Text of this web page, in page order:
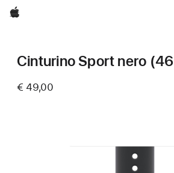
Apple
Cinturino Sport nero
€ 49,00